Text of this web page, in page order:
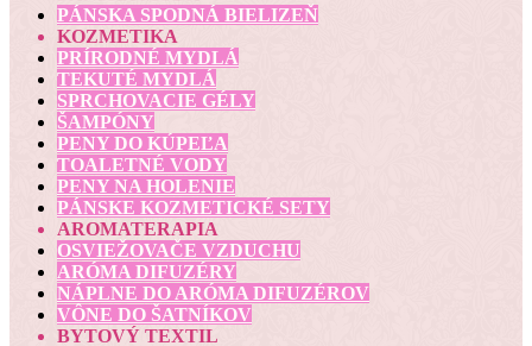
PÁNSKA SPODNÁ BIELIZEŇ
KOZMETIKA
PRÍRODNÉ MYDLÁ
TEKUTÉ MYDLÁ
SPRCHOVACIE GÉLY
ŠAMPÓNY
PENY DO KÚPEĽA
TOALETNÉ VODY
PENY NA HOLENIE
PÁNSKE KOZMETICKÉ SETY
AROMATERAPIA
OSVIEŽOVAČE VZDUCHU
ARÓMA DIFUZÉRY
NÁPLNE DO ARÓMA DIFUZÉROV
VÔNE DO ŠATNÍKOV
BYTOVÝ TEXTIL